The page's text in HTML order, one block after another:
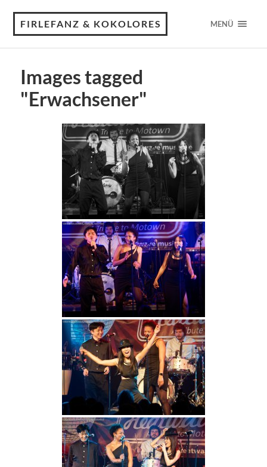
FIRLEFANZ & KOKOLORES MENÜ
Images tagged
"Erwachsener"